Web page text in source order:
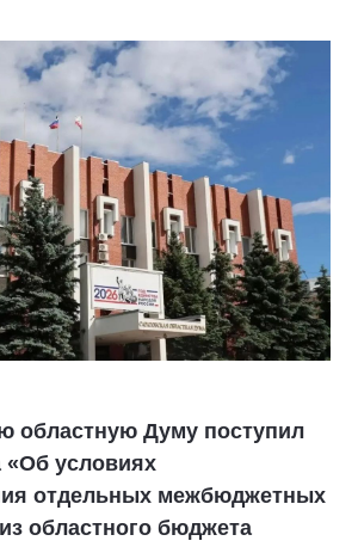
областную Думу поступил
«Об условиях
отдельных межбюджетных
областного бюджета